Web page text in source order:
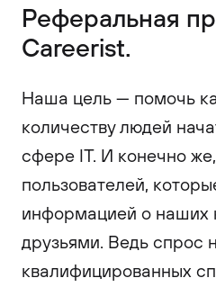
Реферальная
Careerist.
Наша цель — помочь
количеству людей
сфере IT. И конечно
пользователей,
информацией о наших
друзьями. Ведь спрос
квалифицированных